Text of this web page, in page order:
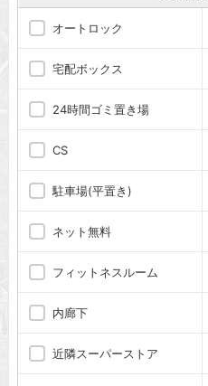
オートロック
宅配ボックス
24時間ゴミ置き場
CS
駐車場(平置き)
ネット無料
フィットネスルーム
内廊下
近隣スーパーストア